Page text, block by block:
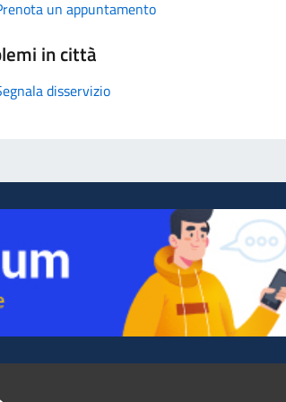
un appuntamento
in città
disservizio